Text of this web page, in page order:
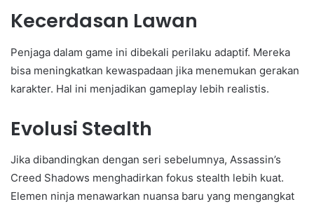
Kecerdasan Lawan
Penjaga dalam game ini dibekali perilaku adaptif. Mereka
bisa meningkatkan kewaspadaan jika menemukan gerakan
karakter. Hal ini menjadikan gameplay lebih realistis.
Evolusi Stealth
Jika dibandingkan dengan seri sebelumnya, Assassin’s
Creed Shadows menghadirkan fokus stealth lebih kuat.
Elemen ninja menawarkan nuansa baru yang mengangkat